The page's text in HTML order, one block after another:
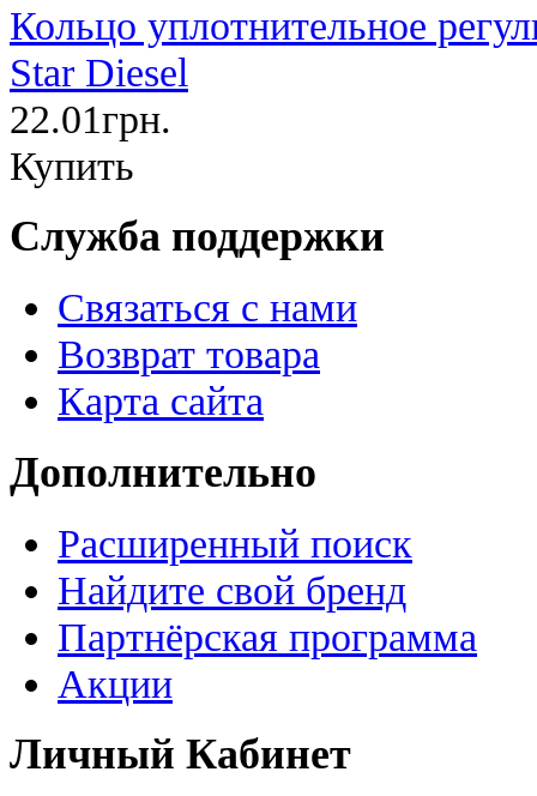
Кольцо уплотнительное
Star Diesel
22.01грн.
Купить
Служба поддержки
Связаться с нами
Возврат товара
Карта сайта
Дополнительно
Расширенный поиск
Найдите свой бренд
Партнёрская программа
Акции
Личный Кабинет